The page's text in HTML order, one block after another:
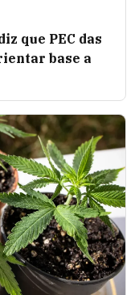
que PEC das
base a